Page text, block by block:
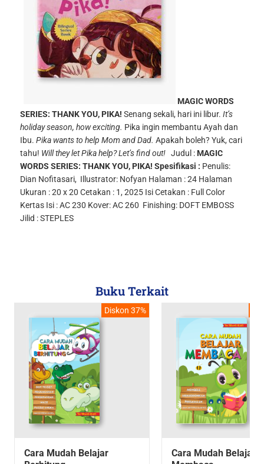
MAGIC WORDS
SERIES: THANK YOU, PIKA! Senang sekali, hari ini libur. It’s
holiday season, how exciting. Pika ingin membantu Ayah dan
Ibu. Pika wants to help Mom and Dad. Apakah boleh? Yuk, cari
tahu! Will they let Pika help? Let’s find out! Judul : MAGIC
WORDS SERIES: THANK YOU, PIKA! Spesifikasi : Penulis:
Dian Nofitasari, Illustrator: Nofyan Halaman : 24 Halaman
Ukuran : 20 x 20 Cetakan : 1, 2025 Isi Cetakan : Full Color
Kertas Isi : AC 230 Kover: AC 260 Finishing: DOFT EMBOSS
Jilid : STEPLES
Buku Terkait
Diskon 37%
Cara Mudah Belajar
Cara Mudah Belajar